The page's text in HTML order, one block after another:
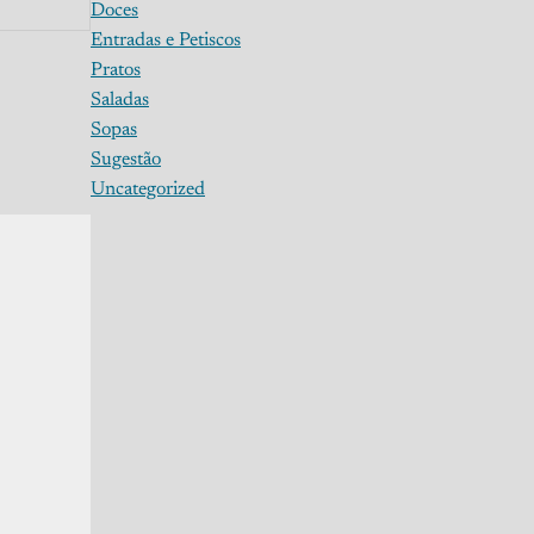
Doces
Entradas e Petiscos
Pratos
Saladas
Sopas
Sugestão
Uncategorized